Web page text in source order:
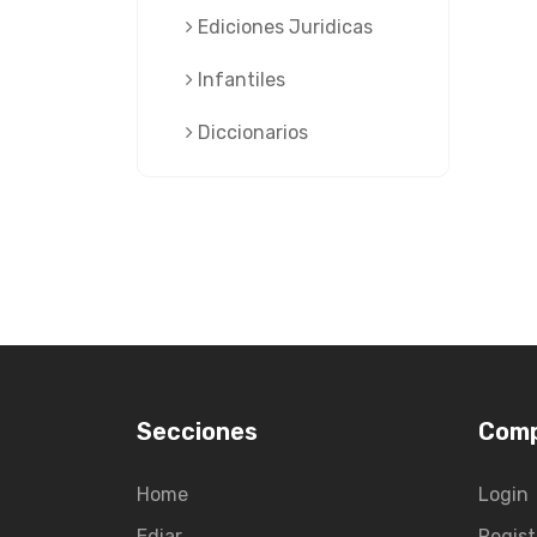
Ediciones Juridicas
Infantiles
Diccionarios
Secciones
Home
Login